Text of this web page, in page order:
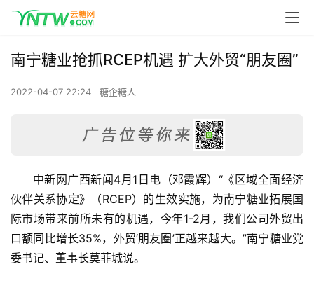
南宁糖业抢抓RCEP机遇 扩大外贸“朋友圈”
2022-04-07 22:24 糖企糖人
中新网广西新闻4月1日电（邓霞辉）“《区域全面经济
伙伴关系协定》（RCEP）的生效实施，为南宁糖业拓展国
际市场带来前所未有的机遇，今年1-2月，我们公司外贸出
口额同比增长35%，外贸‘朋友圈’正越来越大。”南宁糖业党
委书记、董事长莫菲城说。